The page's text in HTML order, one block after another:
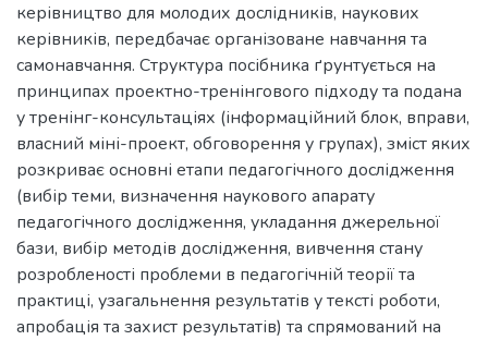
керівництво для молодих дослідників, наукових
керівників, передбачає організоване навчання та
самонавчання. Структура посібника ґрунтується на
принципах проектно-тренінгового підходу та подана
у тренінг-консультаціях (інформаційний блок, вправи,
власний міні-проект, обговорення у групах), зміст яких
розкриває основні етапи педагогічного дослідження
(вибір теми, визначення наукового апарату
педагогічного дослідження, укладання джерельної
бази, вибір методів дослідження, вивчення стану
розробленості проблеми в педагогічній теорії та
практиці, узагальнення результатів у тексті роботи,
апробація та захист результатів) та спрямований на